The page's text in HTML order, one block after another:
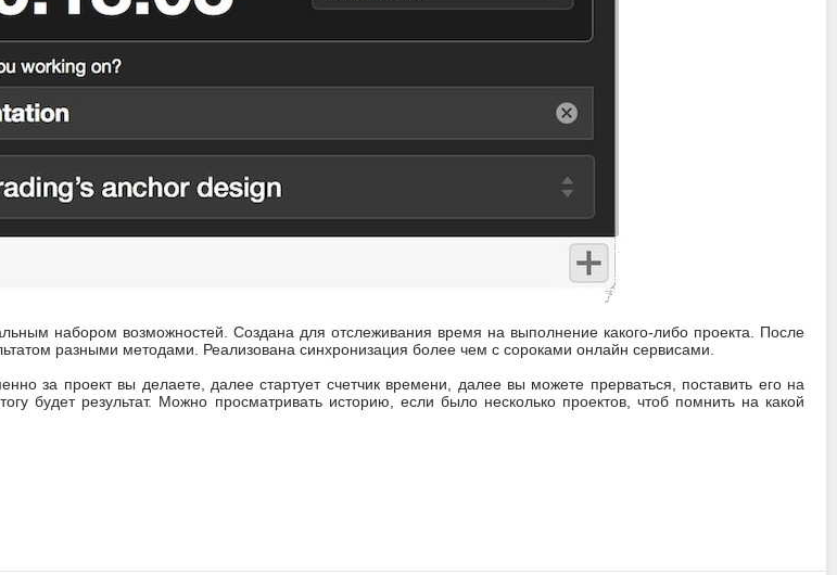
набором возможностей. Создана для отслеживания время на выполнение какого-либо проекта. После
разными методами. Реализована синхронизация более чем с сороками онлайн сервисами.
за проект вы делаете, далее стартует счетчик времени, далее вы можете прерваться, поставить его на
будет результат. Можно просматривать историю, если было несколько проектов, чтоб помнить на какой